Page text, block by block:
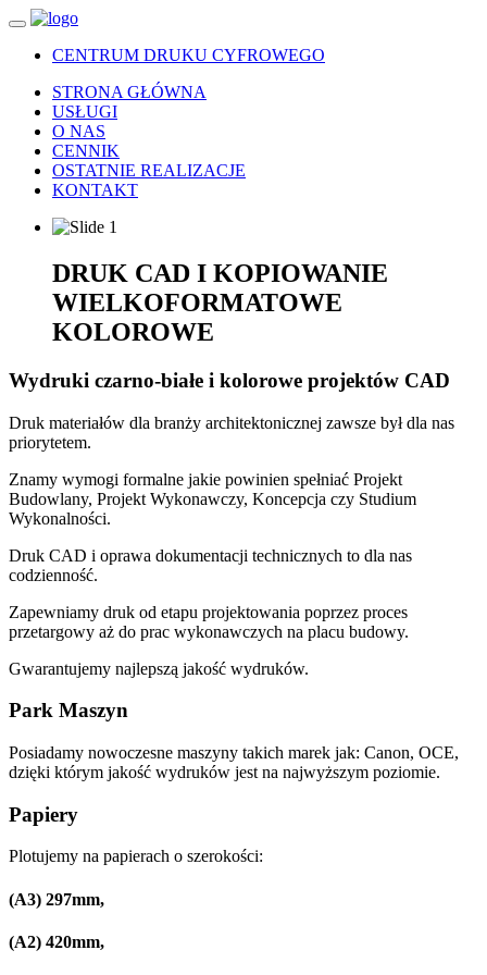
CENTRUM DRUKU CYFROWEGO
STRONA GŁÓWNA
USŁUGI
O NAS
CENNIK
OSTATNIE REALIZACJE
KONTAKT
DRUK CAD I KOPIOWANIE
WIELKOFORMATOWE
KOLOROWE
Wydruki czarno-białe i kolorowe projektów CAD
Druk materiałów dla branży architektonicznej zawsze był dla nas
priorytetem.
Znamy wymogi formalne jakie powinien spełniać Projekt
Budowlany, Projekt Wykonawczy, Koncepcja czy Studium
Wykonalności.
Druk CAD i oprawa dokumentacji technicznych to dla nas
codzienność.
Zapewniamy druk od etapu projektowania poprzez proces
przetargowy aż do prac wykonawczych na placu budowy.
Gwarantujemy najlepszą jakość wydruków.
Park Maszyn
Posiadamy nowoczesne maszyny takich marek jak: Canon, OCE,
dzięki którym jakość wydruków jest na najwyższym poziomie.
Papiery
Plotujemy na papierach o szerokości:
(A3) 297mm,
(A2) 420mm,